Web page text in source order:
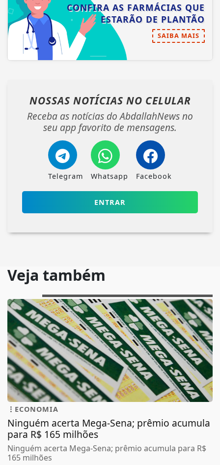
CONFIRA AS FARMÁCIAS QUE
ESTARÃO DE PLANTÃO
SAIBA MAIS
NOSSAS NOTÍCIAS NO CELULAR
Receba as notícias do AbdallahNews no
seu app favorito de mensagens.
Telegram Whatsapp Facebook
ENTRAR
Veja também
ECONOMIA
Ninguém acerta Mega-Sena; prêmio acumula
para R$ 165 milhões
Ninguém acerta Mega-Sena; prêmio acumula para R$
165 milhões